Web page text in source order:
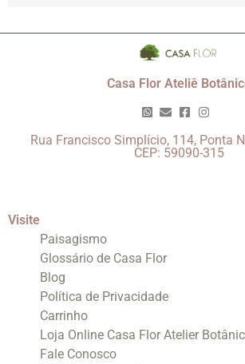
Casa Flor Ateliê
Rua Francisco Simplício, 114, Ponta
CEP: 59090-315
Visite
Paisagismo
Glossário de Casa Flor
Blog
Política de Privacidade
Carrinho
Loja Online Casa Flor Atelier
Fale Conosco